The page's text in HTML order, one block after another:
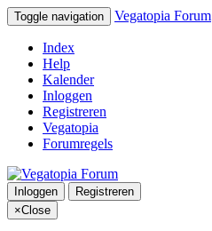
Toggle navigation Vegatopia Forum
Index
Help
Kalender
Inloggen
Registreren
Vegatopia
Forumregels
Inloggen
Registreren
×Close